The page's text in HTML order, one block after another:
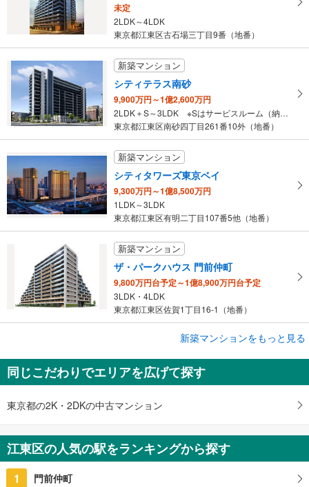
未定
2LDK～4LDK
東京都江東区古石場三丁目9番（地番）
新築マンション
シティテラス南砂
9,900万円～1億2,600万円
2LDK＋S～3LDK ※Sはサービスルーム（納戸）です。
東京都江東区南砂四丁目261番10外（地番）
新築マンション
シティタワーズ東京ベイ
9,300万円～1億8,500万円
1LDK～3LDK
東京都江東区有明二丁目107番5他（地番）
新築マンション
ザ・パークハウス 門前仲町
9,800万円台予定～1億8,900万円台予定
3LDK・4LDK
東京都江東区佐賀1丁目16-1（地番）
新築マンション
ヴェレーナ亀戸中央公園
未定
2LDK～3LDK
東京都江東区亀戸8-171-1ほか（地番）
新築マンションをもっと見る
同じこだわりでエリアを広げて探す
東京都の2K・2DKの中古マンション
江東区の人気の駅をランキングから探す
1 門前仲町